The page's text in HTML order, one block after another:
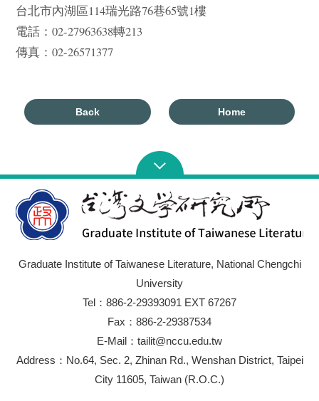
台北市內湖區114瑞光路76巷65號1樓
電話：02-27963638轉213
傳真：02-26571377
Back Home
Graduate Institute of Taiwanese Literature, National Chengchi
University
Tel：886-2-29393091 EXT 67267
Fax：886-2-29387534
E-Mail：tailit@nccu.edu.tw
Address：No.64, Sec. 2, Zhinan Rd., Wenshan District, Taipei
City 11605, Taiwan (R.O.C.)